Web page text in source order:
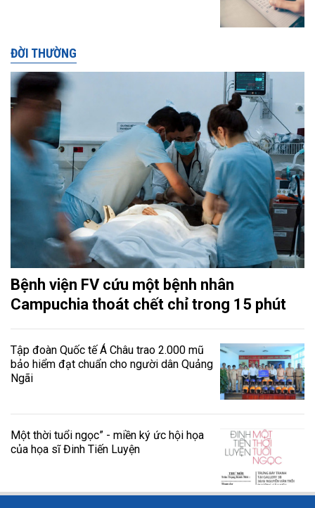
ĐỜI THƯỜNG
Bệnh viện FV cứu một bệnh nhân
Campuchia thoát chết chỉ trong 15 phút
Tập đoàn Quốc tế Á Châu trao 2.000 mũ
bảo hiểm đạt chuẩn cho người dân Quảng
Ngãi
Một thời tuổi ngọc” - miền ký ức hội họa
của họa sĩ Đinh Tiến Luyện